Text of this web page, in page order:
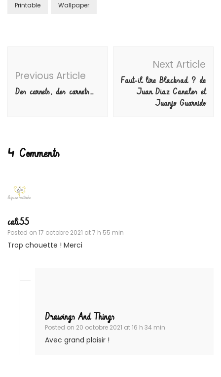
Printable Wallpaper
Navigation
Previous Article
Des carnets, des carnets…
Next Article
Faut-il lire Blacksad ? de
Juan Diaz Canales et
Juanjo Guarnido
4 Comments
cali55
Posted on 17 octobre 2021 at 7 h 55 min
Trop chouette ! Merci
Drawings And Things
Posted on 20 octobre 2021 at 16 h 34 min
Avec grand plaisir !